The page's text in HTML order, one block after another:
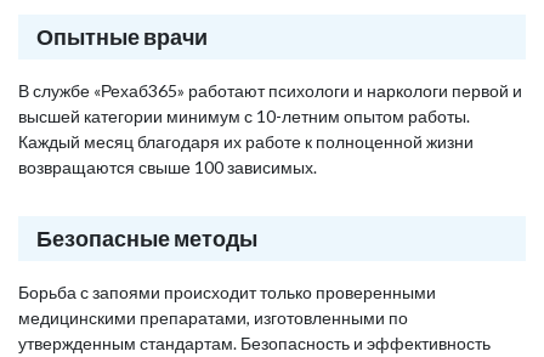
Опытные врачи
В службе «Рехаб365» работают психологи и наркологи первой и
высшей категории минимум с 10-летним опытом работы.
Каждый месяц благодаря их работе к полноценной жизни
возвращаются свыше 100 зависимых.
Безопасные методы
Борьба с запоями происходит только проверенными
медицинскими препаратами, изготовленными по
утвержденным стандартам. Безопасность и эффективность